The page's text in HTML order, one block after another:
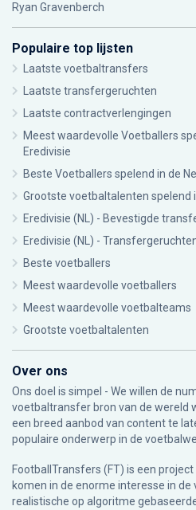
Ryan Gravenberch
Populaire top lijsten
Laatste voetbaltransfers
Laatste transfergeruchten
Laatste contractverlengingen
Meest waardevolle Voetballers
Eredivisie
Beste Voetballers spelend in de
Grootste voetbaltalenten spelend
Eredivisie (NL) - Bevestigde
Eredivisie (NL) -
Beste voetballers
Meest waardevolle voetballers
Meest waardevolle voetbalteams
Grootste voetbaltalenten
Over ons
Ons doel is simpel - We willen de
voetbaltransfer bron van de wereld
een breed aanbod van content te
populaire onderwerp in de
FootballTransfers (FT) is een
komen in de enorme interesse in
realistische op algoritme